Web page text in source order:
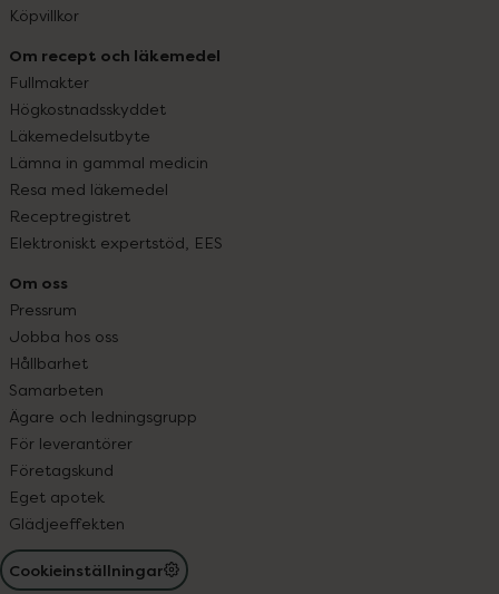
Köpvillkor
Om recept och läkemedel
Fullmakter
Högkostnadsskyddet
Läkemedelsutbyte
Lämna in gammal medicin
Resa med läkemedel
Receptregistret
Elektroniskt expertstöd, EES
Om oss
Pressrum
Jobba hos oss
Hållbarhet
Samarbeten
Ägare och ledningsgrupp
För leverantörer
Företagskund
Eget apotek
Glädjeeffekten
Cookieinställningar